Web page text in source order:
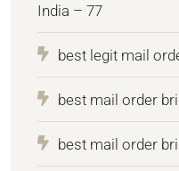
India – 77
best legit mail
best mail order
best mail order